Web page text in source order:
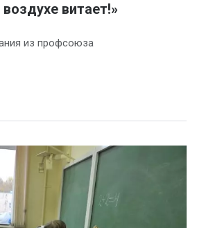
витает!»
из профсоюза